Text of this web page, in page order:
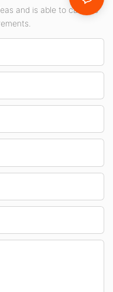
and is able to cater to